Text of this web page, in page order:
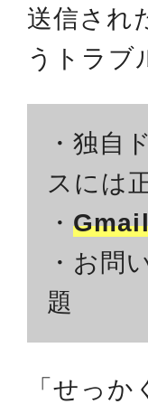
送信され
うトラブ
・独自
スには
・
・お問
題
「せっ